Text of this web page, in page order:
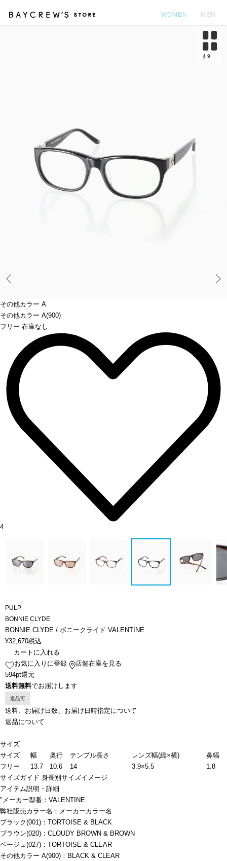
WOMEN MEN
その他カラー A
その他カラー A(900)
フリー 在庫なし
4 9
4
PULP
BONNIE CLYDE
BONNIE CLYDE / ボニークライド VALENTINE
¥32,670税込
カートに入れる
お気に入りに登録
店舗在庫を見る
594pt還元
送料無料でお届けします
返品可
送料、お届け日数、お届け日時指定について
返品について
サイズ
サイズ
幅 奥行 テンプル長さ レンズ幅(縦×横)
鼻幅
フリー
13.7 10.6 14 3.9×5.5
1.8
サイズガイド 身長別サイズイメージ
アイテム説明・詳細
"メーカー型番：VALENTINE
弊社販売カラー名：メーカーカラー名
ブラック(001)：TORTOISE & BLACK
ブラウン(020)：CLOUDY BROWN & BROWN
ベージュ(027)：TORTOISE & CLEAR
その他カラー A(900)：BLACK & CLEAR